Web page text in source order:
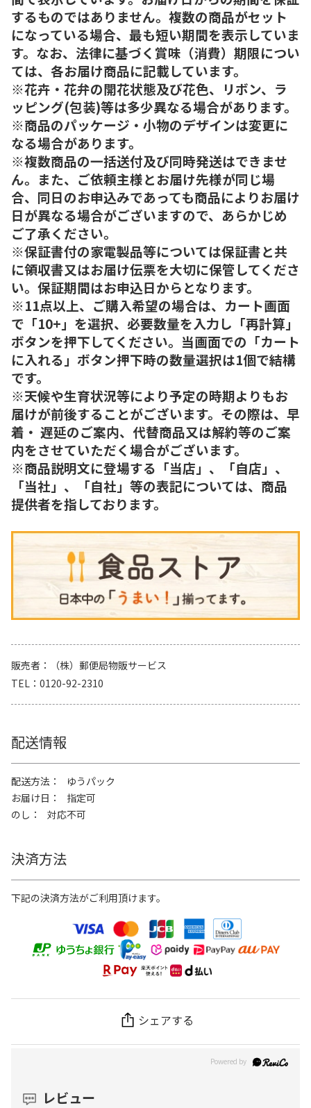
するものではありません。複数の商品がセット
になっている場合、最も短い期間を表示していま
す。なお、法律に基づく賞味（消費）期限につい
ては、各お届け商品に記載しています。
※花卉・花弁の開花状態及び花色、リボン、ラ
ッピング(包装)等は多少異なる場合があります。
※商品のパッケージ・小物のデザインは変更に
なる場合があります。
※複数商品の一括送付及び同時発送はできませ
ん。また、ご依頼主様とお届け先様が同じ場
合、同日のお申込みであっても商品によりお届け
日が異なる場合がございますので、あらかじめ
ご了承ください。
※保証書付の家電製品等については保証書と共
に領収書又はお届け伝票を大切に保管してくださ
い。保証期間はお申込日からとなります。
※11点以上、ご購入希望の場合は、カート画面
で「10+」を選択、必要数量を入力し「再計算」
ボタンを押下してください。当画面での「カート
に入れる」ボタン押下時の数量選択は1個で結構
です。
※天候や生育状況等により予定の時期よりもお
届けが前後することがございます。その際は、早
着・ 遅延のご案内、代替商品又は解約等のご案
内をさせていただく場合がございます。
※商品説明文に登場する「当店」、「自店」、
「当社」、「自社」等の表記については、商品
提供者を指しております。
販売者
（株）郵便局物販サービス
TEL
0120-92-2310
配送情報
配送方法
ゆうパック
お届け日
指定可
のし
対応不可
決済方法
下記の決済方法がご利用頂けます。
シェアする
レビュー